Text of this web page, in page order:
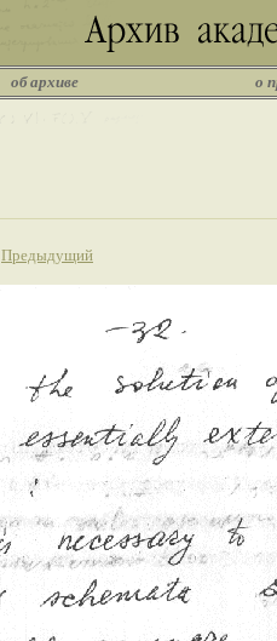
об архиве о
Предыдущий